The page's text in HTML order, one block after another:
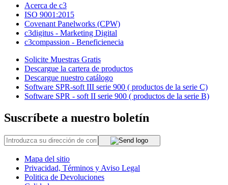
Acerca de c3
ISO 9001:2015
Covenant Panelworks (CPW)
c3digitus - Marketing Digital
c3compassion - Beneficienecia
Solicite Muestras Gratis
Descargue la cartera de productos
Descargue nuestro catálogo
Software SPR-soft III serie 900 ( productos de la serie C)
Software SPR - soft II serie 900 ( productos de la serie B)
Suscríbete a nuestro boletín
Mapa del sitio
Privacidad, Términos y Aviso Legal
Politica de Devoluciones